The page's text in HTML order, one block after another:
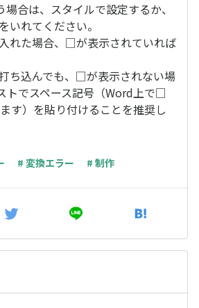
合は、スタイルで設定するか、
いれてください。
れた場合、□が表示されていれば
ち込んでも、□が表示されない場
トでスペース記号（Word上で□
す）を貼り付けることを推奨し
# 変換エラー # 制作